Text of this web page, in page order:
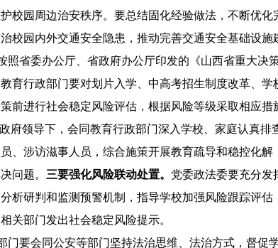
校园周边治安秩序。要总结固化经验做法，不断优
园内外交通安全隐患，推动完善交通安全基础设施
照省委办公厅、省政府办公厅印发的《山西省重大
教育行政部门要对划片入学、中高考招生制度改革、
前进行社会稳定风险评估，根据风险等级采取相应措
府领导下，会同教育行政部门深入学校、家庭认真
、涉访滋事人员，综合施策开展教育疏导和稳控化
问题。 三要强化风险联动处置。 党委政法委要充分发
研判和监测预警机制，指导学校加强风险跟踪评估
关部门发出社会稳定风险提示。
门要会同公安等部门坚持法治思维、法治方式，督促